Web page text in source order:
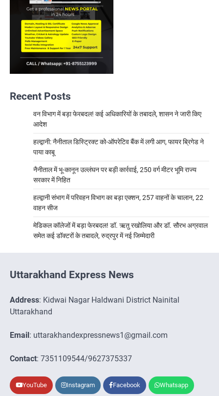
Recent Posts
वन विभाग में बड़ा फेरबदल! कई अधिकारियों के तबादले, शासन ने जारी किए
आदेश
हल्द्वानी: नैनीताल डिस्ट्रिक्ट को-ऑपरेटिव बैंक में लगी आग, फायर ब्रिगेड ने
पाया काबू
नैनीताल में भू-कानून उल्लंघन पर बड़ी कार्रवाई, 250 वर्ग मीटर भूमि राज्य
सरकार में निहित
हल्द्वानी संभाग में परिवहन विभाग का बड़ा एक्शन, 257 वाहनों के चालान, 22
वाहन सीज
मेडिकल कॉलेजों में बड़ा फेरबदल! डॉ. ऋतु रखोलिया और डॉ. सौरभ अग्रवाल
समेत कई डॉक्टरों के तबादले, रुद्रपुर में नई जिम्मेदारी
Uttarakhand Express News
Address: Kidwai Nagar Haldwani District Nainital
Uttarakhand
Email : uttarakhandexpressnews1@gmail.com
Contact: 7351109544/9627375337
YouTube Instagram Facebook Whatsapp